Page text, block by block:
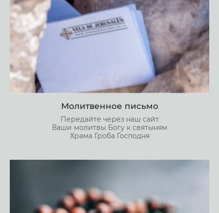
Молитвенное письмо
Передайте через наш сайт
Ваши молитвы Богу к святыням
Храма Гроба Господня